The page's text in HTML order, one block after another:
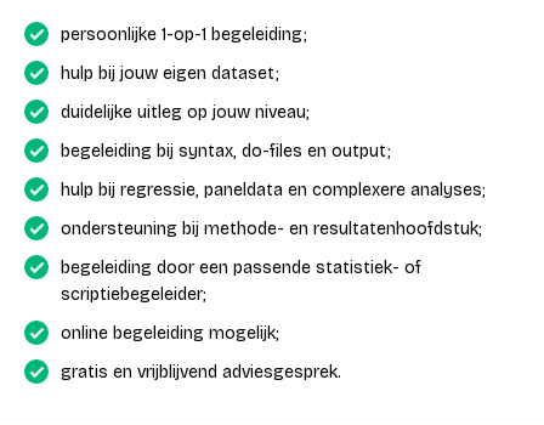
persoonlijke 1-op-1 begeleiding;
hulp bij jouw eigen dataset;
duidelijke uitleg op jouw niveau;
begeleiding bij syntax, do-files en output;
hulp bij regressie, paneldata en complexere analyses;
ondersteuning bij methode- en resultatenhoofdstuk;
begeleiding door een passende statistiek- of
scriptiebegeleider;
online begeleiding mogelijk;
gratis en vrijblijvend adviesgesprek.